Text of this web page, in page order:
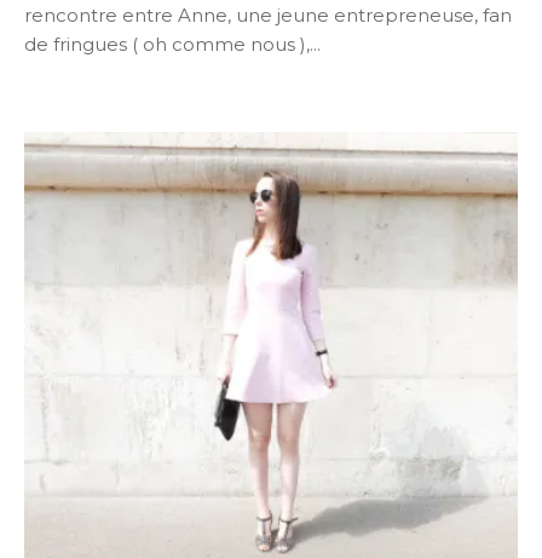
rencontre entre Anne, une jeune entrepreneuse, fan
de fringues ( oh comme nous ),...